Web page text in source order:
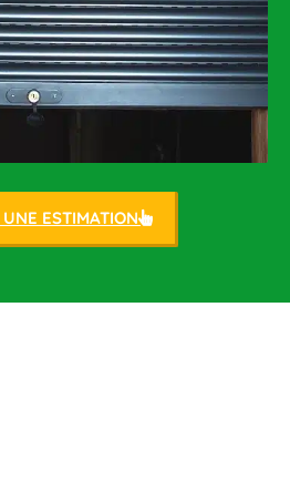
ESTIMATION